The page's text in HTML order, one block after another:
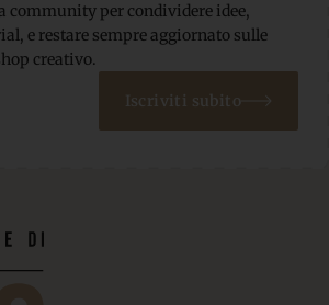
community per condividere idee,
e restare sempre aggiornato sulle
creativo.
Iscriviti subito